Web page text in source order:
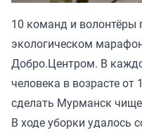
10 команд и волонтёры
экологическом
Добро.Центром. В
человека в возрасте от
сделать Мурманск
В ходе уборки удалось